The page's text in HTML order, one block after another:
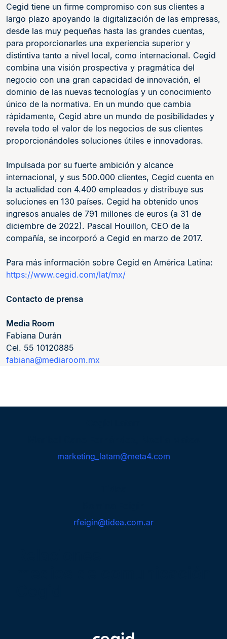
Cegid tiene un firme compromiso con sus clientes a
largo plazo apoyando la digitalización de las empresas,
desde las muy pequeñas hasta las grandes cuentas,
para proporcionarles una experiencia superior y
distintiva tanto a nivel local, como internacional. Cegid
combina una visión prospectiva y pragmática del
negocio con una gran capacidad de innovación, el
dominio de las nuevas tecnologías y un conocimiento
único de la normativa. En un mundo que cambia
rápidamente, Cegid abre un mundo de posibilidades y
revela todo el valor de los negocios de sus clientes
proporcionándoles soluciones útiles e innovadoras.
Impulsada por su fuerte ambición y alcance
internacional, y sus 500.000 clientes, Cegid cuenta en
la actualidad con 4.400 empleados y distribuye sus
soluciones en 130 países. Cegid ha obtenido unos
ingresos anuales de 791 millones de euros (a 31 de
diciembre de 2022). Pascal Houillon, CEO de la
compañía, se incorporó a Cegid en marzo de 2017.
Para más información sobre Cegid en América Latina:
https://www.cegid.com/lat/mx/
Contacto de prensa
Media Room
Fabiana Durán
Cel. 55 10120885
fabiana@mediaroom.mx
marketing_latam@meta4.com
rfeigin@tidea.com.ar